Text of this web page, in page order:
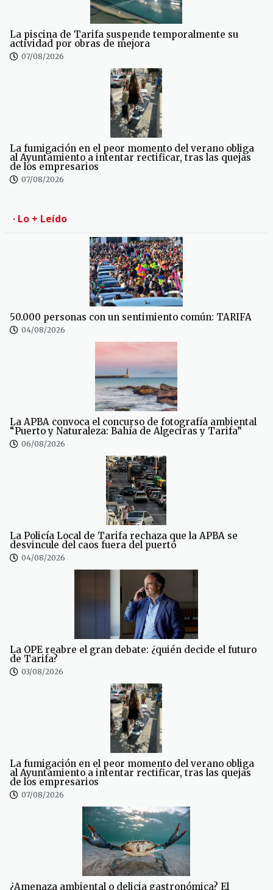
La piscina de Tarifa suspende temporalmente su
actividad por obras de mejora
07/08/2026
La fumigación en el peor momento del verano obliga
al Ayuntamiento a intentar rectificar, tras las quejas
de los empresarios
07/08/2026
· Lo + Leído
50.000 personas con un sentimiento común: TARIFA
04/08/2026
La APBA convoca el concurso de fotografía ambiental
“Puerto y Naturaleza: Bahía de Algeciras y Tarifa”
06/08/2026
La Policía Local de Tarifa rechaza que la APBA se
desvincule del caos fuera del puerto
04/08/2026
La OPE reabre el gran debate: ¿quién decide el futuro
de Tarifa?
03/08/2026
La fumigación en el peor momento del verano obliga
al Ayuntamiento a intentar rectificar, tras las quejas
de los empresarios
07/08/2026
¿Amenaza ambiental o delicia gastronómica? El